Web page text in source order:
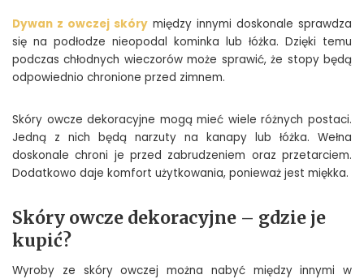
Dywan z owczej skóry między innymi doskonale sprawdza
się na podłodze nieopodal kominka lub łóżka. Dzięki temu
podczas chłodnych wieczorów może sprawić, że stopy będą
odpowiednio chronione przed zimnem.
Skóry owcze dekoracyjne mogą mieć wiele różnych postaci.
Jedną z nich będą narzuty na kanapy lub łóżka. Wełna
doskonale chroni je przed zabrudzeniem oraz przetarciem.
Dodatkowo daje komfort użytkowania, ponieważ jest miękka.
Skóry owcze dekoracyjne – gdzie je
kupić?
Wyroby ze skóry owczej można nabyć między innymi w